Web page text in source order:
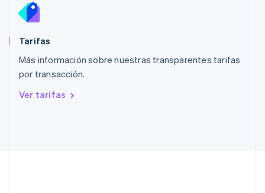
Tarifas
Más información sobre nuestras transparentes tarifas
por transacción.
Ver tarifas
Português
RAE de Hong Kong, China
Reino Unido
República Checa
English
English